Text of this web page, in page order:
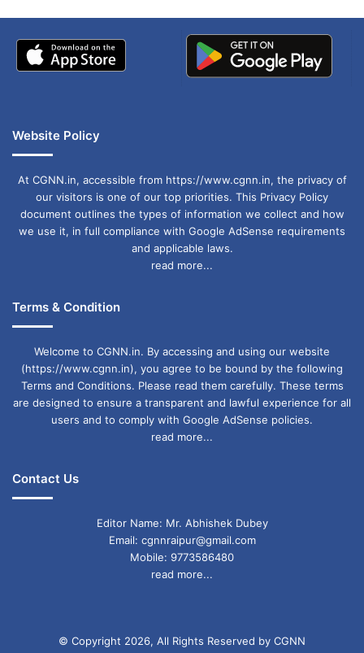
पुष्पा 2 में अल्लू अर्जुन, रश्मिका मंदाना और फहाद फासिल
मुख्य भूमिकाओं में हैं। फिल्म की स्टार कास्ट ने अपनी
है, जबकि रश्मिका मंदाना और फहाद फासिल ने भी अपनी
अदाकारी से फिल्म को और भी बेहतरीन बना दिया है।
पुष्पा 3 का इंतजार
पुष्पा 2 के शानदार प्रदर्शन के बाद, अब दर्शकों को फिल्म के
तीसरे पार्ट का इंतजार है। पहले दो पार्ट्स ने जिस तरह
बॉक्स ऑफिस पर धमाल मचाया है, उससे यह साफ है कि
पुष्पा 3 और भी बड़ी सफलता हासिल करेगा। फिल्म के
तीसरे भाग की कहानी और निर्देशन को लेकर काफ़ी अटकलें
हैं, और फैंस का उत्साह अब और बढ़ गया है।
DANGAL Film "Pushpa 2: The Rule"
south actor
Website Policy
At CGNN.in, accessible from https://www.cgnn.in, the privacy of
our visitors is one of our top priorities. This Privacy Policy
document outlines the types of information we collect and how
we use it, in full compliance with Google AdSense requirements
and applicable laws.
read more...
Terms & Condition
Welcome to CGNN.in. By accessing and using our website
(https://www.cgnn.in), you agree to be bound by the following
Terms and Conditions. Please read them carefully. These terms
are designed to ensure a transparent and lawful experience for all
users and to comply with Google AdSense policies.
read more...
Contact Us
Editor Name: Mr. Abhishek Dubey
Email: cgnnraipur@gmail.com
Mobile: 9773586480
read more...
© Copyright 2026, All Rights Reserved by CGNN